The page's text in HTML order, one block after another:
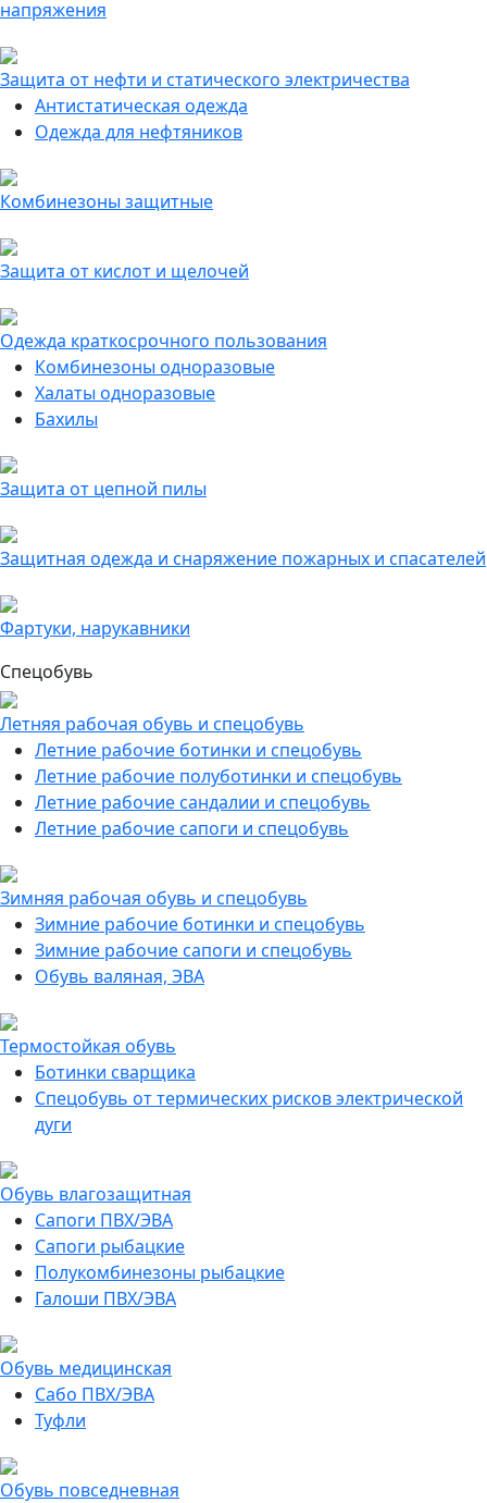
напряжения
Защита от нефти и статического электричества
Антистатическая одежда
Одежда для нефтяников
Комбинезоны защитные
Защита от кислот и щелочей
Одежда краткосрочного пользования
Комбинезоны одноразовые
Халаты одноразовые
Бахилы
Защита от цепной пилы
Защитная одежда и снаряжение пожарных и спасателей
Фартуки, нарукавники
Спецобувь
Летняя рабочая обувь и спецобувь
Летние рабочие ботинки и спецобувь
Летние рабочие полуботинки и спецобувь
Летние рабочие сандалии и спецобувь
Летние рабочие сапоги и спецобувь
Зимняя рабочая обувь и спецобувь
Зимние рабочие ботинки и спецобувь
Зимние рабочие сапоги и спецобувь
Обувь валяная, ЭВА
Термостойкая обувь
Ботинки сварщика
Спецобувь от термических рисков электрической
дуги
Обувь влагозащитная
Сапоги ПВХ/ЭВА
Сапоги рыбацкие
Полукомбинезоны рыбацкие
Галоши ПВХ/ЭВА
Обувь медицинская
Сабо ПВХ/ЭВА
Туфли
Обувь повседневная